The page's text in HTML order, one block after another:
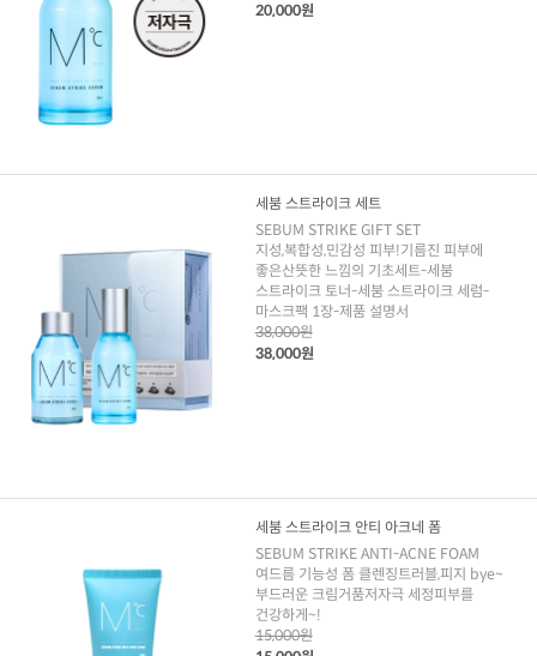
20,000원
세붐 스트라이크 세트
SEBUM STRIKE GIFT SET
지성,복합성,민감성 피부!기름진 피부에
좋은산뜻한 느낌의 기초세트-세붐
스트라이크 토너-세붐 스트라이크 세럼-
마스크팩 1장-제품 설명서
38,000원
38,000원
세붐 스트라이크 안티 아크네 폼
SEBUM STRIKE ANTI-ACNE FOAM
여드름 기능성 폼 클렌징트러블,피지 bye~
부드러운 크림거품저자극 세정피부를
건강하게~!
15,000원